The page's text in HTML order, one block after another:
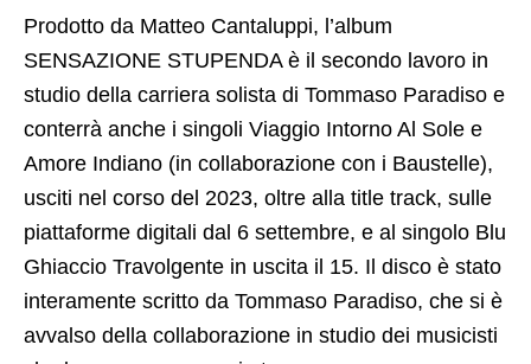
Prodotto da Matteo Cantaluppi, l’album
SENSAZIONE STUPENDA è il secondo lavoro in
studio della carriera solista di Tommaso Paradiso e
conterrà anche i singoli Viaggio Intorno Al Sole e
Amore Indiano (in collaborazione con i Baustelle),
usciti nel corso del 2023, oltre alla title track, sulle
piattaforme digitali dal 6 settembre, e al singolo Blu
Ghiaccio Travolgente in uscita il 15. Il disco è stato
interamente scritto da Tommaso Paradiso, che si è
avvalso della collaborazione in studio dei musicisti